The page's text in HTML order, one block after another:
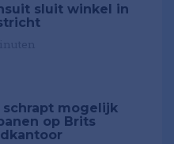
sluit winkel in
schrapt mogelijk
op Brits